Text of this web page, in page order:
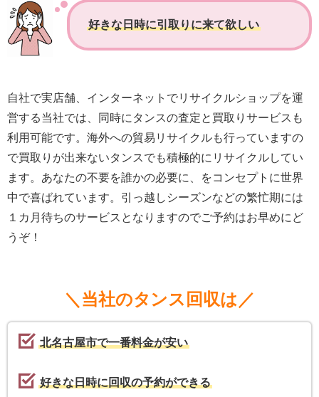
好きな日時に引取りに来て欲しい
自社で実店舗、インターネットでリサイクルショップを運
営する当社では、同時にタンスの査定と買取りサービスも
利用可能です。海外への貿易リサイクルも行っていますの
で買取りが出来ないタンスでも積極的にリサイクルしてい
ます。あなたの不要を誰かの必要に、をコンセプトに世界
中で喜ばれています。引っ越しシーズンなどの繁忙期には
１カ月待ちのサービスとなりますのでご予約はお早めにど
うぞ！
＼当社のタンス回収は／
北名古屋市で一番料金が安い
好きな日時に回収の予約ができる